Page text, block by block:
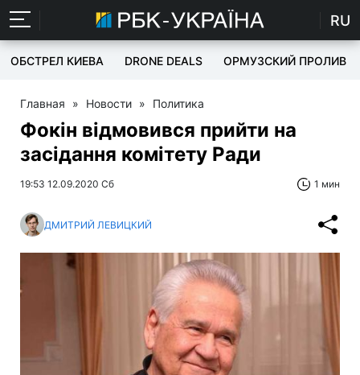
RU
ОБСТРЕЛ КИЕВА DRONE DEALS ОРМУЗСКИЙ ПРОЛИВ
Главная » Новости » Политика
Фокін відмовився прийти на
засідання комітету Ради
19:53 12.09.2020 Сб 1 мин
ДМИТРИЙ ЛЕВИЦКИЙ